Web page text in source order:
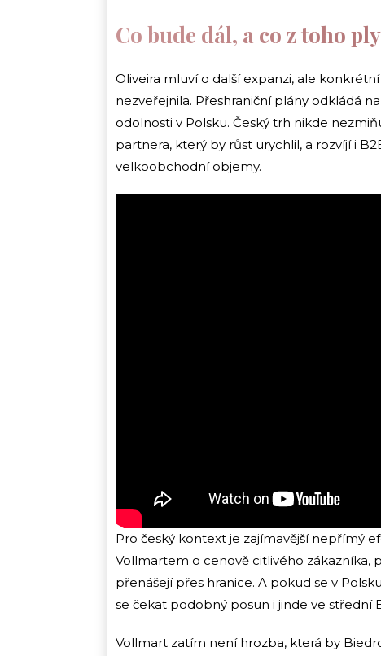
Co bude dál, a co z toho
Oliveira mluví o další expanzi, ale
nezveřejnila. Přeshraniční plány odkládá
odolnosti v Polsku. Český trh nikde
partnera, který by růst urychlil, a rozvíjí i
velkoobchodní objemy.
Pro český kontext je zajímavější nepřímý
Vollmartem o cenově citlivého zákazníka,
přenášejí přes hranice. A pokud se v
se čekat podobný posun i jinde ve střední
Vollmart zatím není hrozba, která by